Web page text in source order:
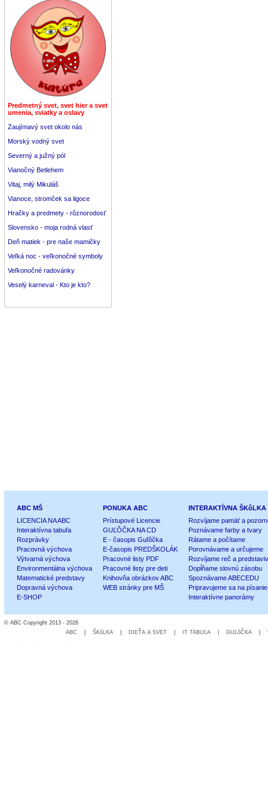
Predmetný svet, svet hier a svet
umenia, sviatky a oslavy
Zaujímavý svet okolo nás
Morský vodný svet
Severný a južný pól
Vianočný Betlehem
Vitaj, milý Mikuláš
Vianoce, stromček sa ligoce
Hračky a predmety - rôznorodosť
Slovensko - moja rodná vlasť
Deň matiek - pre naše mamičky
Veľká noc - veľkonočné symboly
Veľkonočné radovánky
Veselý karneval - Kto je kto?
ABC MŠ
LICENCIA NA ABC
Interaktívna tabuľa
Rozprávky
Pracovná výchova
Výtvarná výchova
Environmentálna výchova
Matematické predstavy
Dopravná výchova
E-SHOP
PONUKA ABC
Prístupové Licencie
GUĽÔČKA NA CD
E - časopis Guľôčka
E-časopis PREDŠKOLÁK
Pracovné listy PDF
Pracovné listy pre deti
Knihovňa obrázkov ABC
WEB stránky pre MŠ
INTERAKTÍVNA ŠKôLKA
Rozvíjame pamäť a
Poznávame farby a tvary
Rátame a počítame
Porovnávame a určujeme
Rozvíjame reč a
Dopĺňame slovnú zásobu
Spoznávame ABECEDU
Pripravujeme sa na písanie
Interaktívne panorámy
© ABC Copyright 2013 - 2026
ABC
ŠKôLKA DIEŤA A SVET IT TABUĽA GUĽôČKA